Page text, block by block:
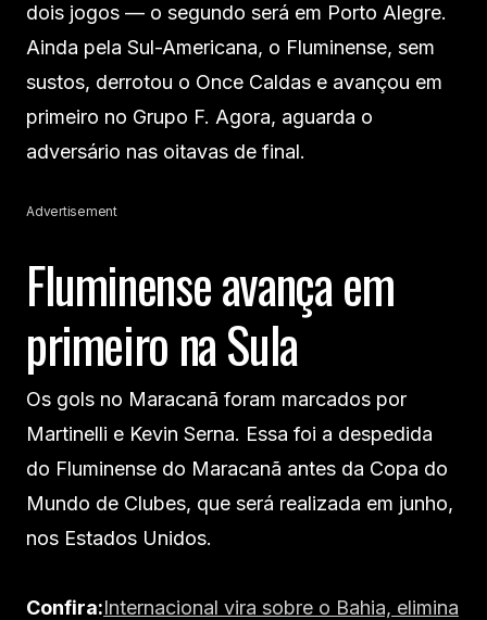
dois jogos — o segundo será em Porto Alegre.
Ainda pela Sul-Americana, o Fluminense, sem
sustos, derrotou o Once Caldas e avançou em
primeiro no Grupo F. Agora, aguarda o
adversário nas oitavas de final.
Advertisement
Fluminense avança em
primeiro na Sula
Os gols no Maracanã foram marcados por
Martinelli e Kevin Serna. Essa foi a despedida
do Fluminense do Maracanã antes da Copa do
Mundo de Clubes, que será realizada em junho,
nos Estados Unidos.
Confira:Internacional vira sobre o Bahia, elimina